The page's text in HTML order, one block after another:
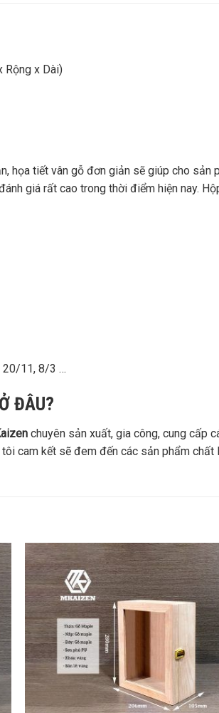
Rộng x Dài)
họa tiết vân gỗ đơn giản sẽ giúp cho sản
giá rất cao trong thời điểm hiện nay.
20/11, 8/3 …
ĐÂU?
chuyên sản xuất, gia công, cung cấp
cam kết sẽ đem đến các sản phẩm